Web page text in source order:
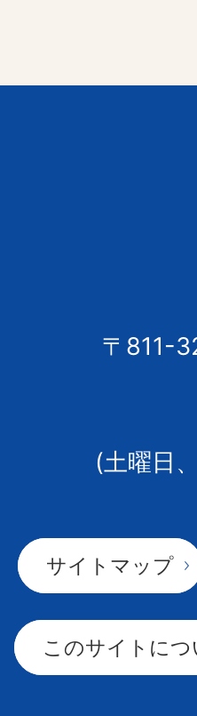
〒811-
(土曜日
サイトマップ
このサイトにつ